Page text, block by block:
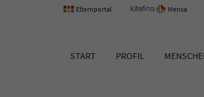
Elternportal Mensa
START PROFIL